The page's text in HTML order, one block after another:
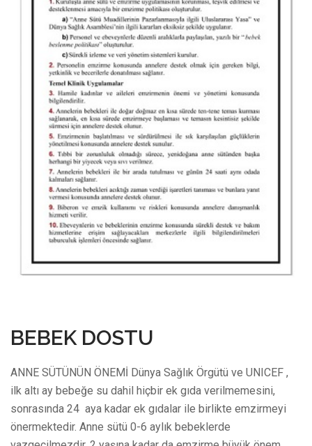
BEBEK DOSTU
ANNE SÜTÜNÜN ÖNEMİ Dünya Sağlık Örgütü ve UNICEF ,
ilk altı ay bebeğe su dahil hiçbir ek gıda verilmemesini,
sonrasında 24 aya kadar ek gıdalar ile birlikte emzirmeyi
önermektedir. Anne sütü 0-6 aylık bebeklerde